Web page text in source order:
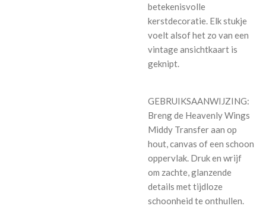
betekenisvolle
kerstdecoratie. Elk stukje
voelt alsof het zo van een
vintage ansichtkaart is
geknipt.
GEBRUIKSAANWIJZING:
Breng de Heavenly Wings
Middy Transfer aan op
hout, canvas of een schoon
oppervlak. Druk en wrijf
om zachte, glanzende
details met tijdloze
schoonheid te onthullen.